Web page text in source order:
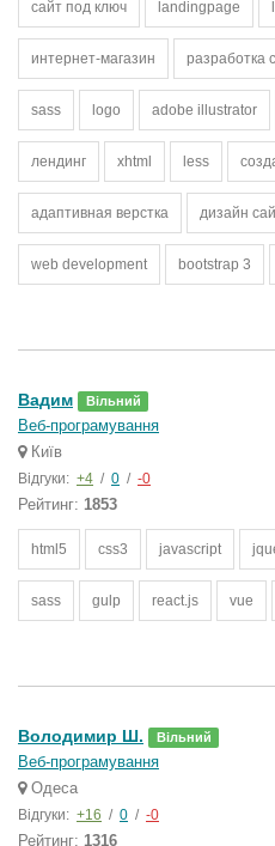
сайт под ключ landingpage
интернет-магазин разработка
sass logo adobe illustrator
лендинг xhtml less
адаптивная верстка дизайн
web development bootstrap 3
Вадим Вільний
Веб-програмування
Київ
Відгуки: +4 / 0 / -0
Рейтинг: 1853
html5 css3 javascript
sass gulp react.js vue
Володимир Ш. Вільний
Веб-програмування
Одеса
Відгуки: +16 / 0 / -0
Рейтинг: 1316